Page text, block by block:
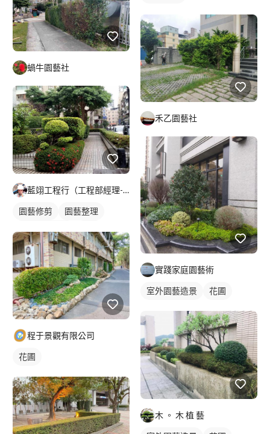
蝸牛園藝社
藍翊工程行（工程部經理-楊志忠）
園藝修剪
園藝整理
程于景觀有限公司
花圃
禾乙園藝社
實踐家庭園藝術
室外園藝造景 花圃
木 。 木 植 藝